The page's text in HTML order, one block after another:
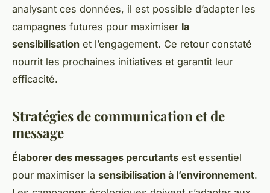
analysant ces données, il est possible d’adapter les
campagnes futures pour maximiser la
sensibilisation et l’engagement. Ce retour constaté
nourrit les prochaines initiatives et garantit leur
efficacité.
Stratégies de communication et de
message
Élaborer des messages percutants est essentiel
pour maximiser la sensibilisation à l’environnement.